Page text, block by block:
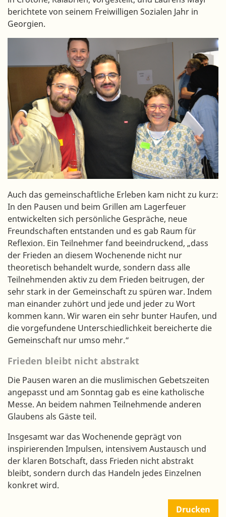
berichtete von seinem Freiwilligen Sozialen Jahr in
Georgien.
Auch das gemeinschaftliche Erleben kam nicht zu kurz:
In den Pausen und beim Grillen am Lagerfeuer
entwickelten sich persönliche Gespräche, neue
Freundschaften entstanden und es gab Raum für
Reflexion. Ein Teilnehmer fand beeindruckend, „dass
der Frieden an diesem Wochenende nicht nur
theoretisch behandelt wurde, sondern dass alle
Teilnehmenden aktiv zu dem Frieden beitrugen, der
sehr stark in der Gemeinschaft zu spüren war. Indem
man einander zuhört und jede und jeder zu Wort
kommen kann. Wir waren ein sehr bunter Haufen, und
die vorgefundene Unterschiedlichkeit bereicherte die
Gemeinschaft nur umso mehr.“
Frieden bleibt nicht abstrakt
Die Pausen waren an die muslimischen Gebetszeiten
angepasst und am Sonntag gab es eine katholische
Messe. An beidem nahmen Teilnehmende anderen
Glaubens als Gäste teil.
Insgesamt war das Wochenende geprägt von
inspirierenden Impulsen, intensivem Austausch und
der klaren Botschaft, dass Frieden nicht abstrakt
bleibt, sondern durch das Handeln jedes Einzelnen
konkret wird.
Drucken